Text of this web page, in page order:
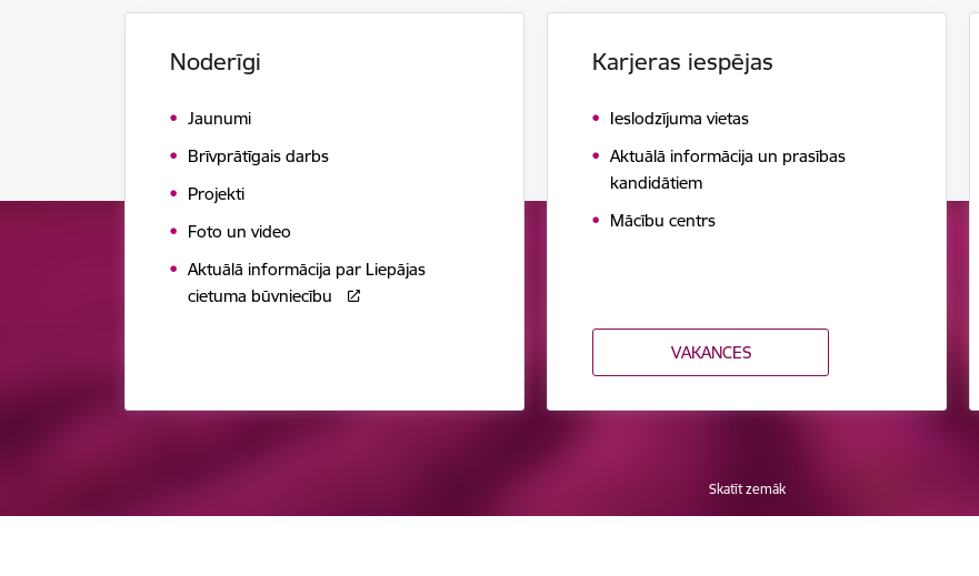
Noderīgi
Jaunumi
Brīvprātīgais darbs
Projekti
Foto un video
Aktuālā informācija par Liepājas
cietuma būvniecību
Karjeras iespējas
Ieslodzījuma vietas
Aktuālā informācija un prasības
kandidātiem
Mācību centrs
VAKANCES
Skatīt zemāk